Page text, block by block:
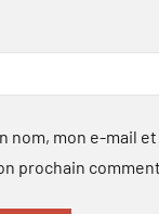
nom, mon e-mail
prochain